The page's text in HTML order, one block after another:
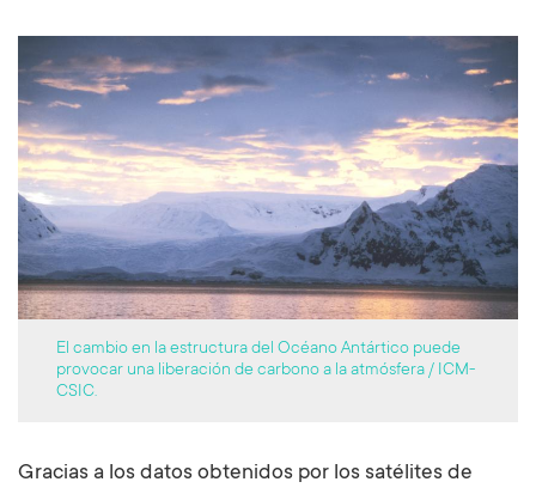
El cambio en la estructura del Océano Antártico puede
provocar una liberación de carbono a la atmósfera / ICM-
CSIC.
Gracias a los datos obtenidos por los satélites de